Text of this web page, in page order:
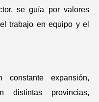
se guía por valores
trabajo en equipo y el
expansión,
distintas provincias,